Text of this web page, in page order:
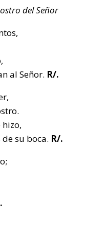
del Señor
al Señor. R/.
su boca. R/.